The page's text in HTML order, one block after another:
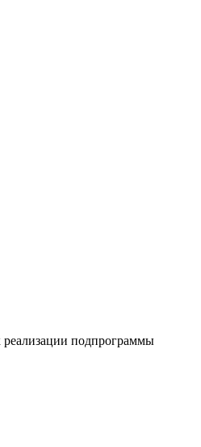
подпрограммы